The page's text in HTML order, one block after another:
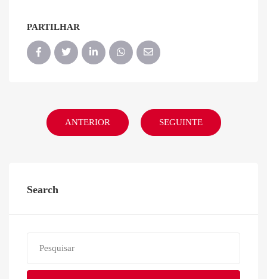
PARTILHAR
ANTERIOR SEGUINTE
Search